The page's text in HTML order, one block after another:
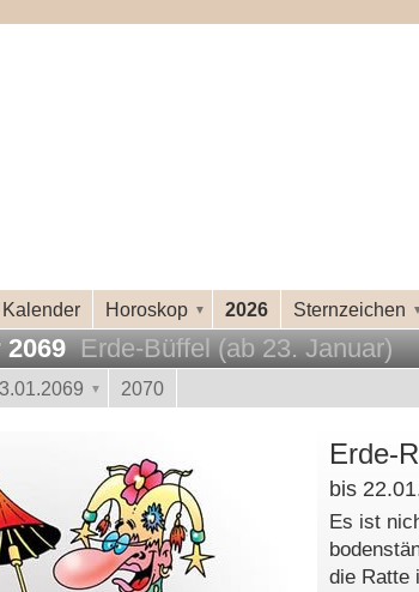
Kalender Horoskop 2026 Sternzeichen
2069 Erde-Büffel (ab 23. Januar)
2070
Erde-
bis
Es ist
die Ratte